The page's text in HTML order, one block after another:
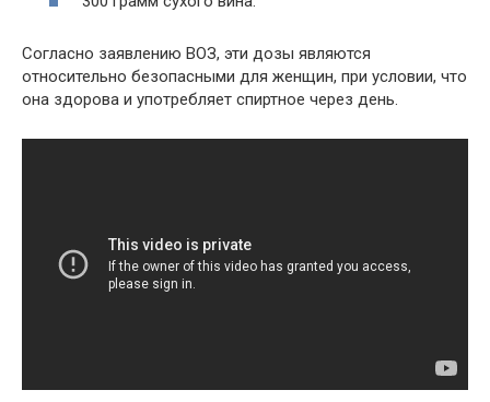
Согласно заявлению ВОЗ, эти дозы являются
относительно безопасными для женщин, при условии, что
она здорова и употребляет спиртное через день.